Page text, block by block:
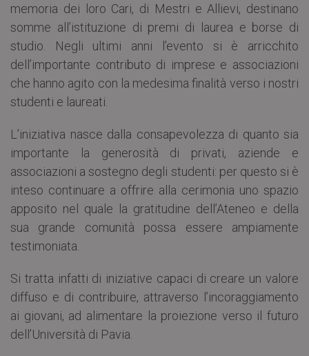
memoria dei loro Cari, di Mestri e Allievi, destinano
somme all’istituzione di premi di laurea e borse di
studio. Negli ultimi anni l’evento si è arricchito
dell’importante contributo di imprese e associazioni
che hanno agito con la medesima finalità verso i nostri
studenti e laureati.
L’iniziativa nasce dalla consapevolezza di quanto sia
importante la generosità di privati, aziende e
associazioni a sostegno degli studenti: per questo si è
inteso continuare a offrire alla cerimonia uno spazio
apposito nel quale la gratitudine dell’Ateneo e della
sua grande comunità possa essere ampiamente
testimoniata.
Si tratta infatti di iniziative capaci di creare un valore
diffuso e di contribuire, attraverso l’incoraggiamento
ai giovani, ad alimentare la proiezione verso il futuro
dell’Università di Pavia.